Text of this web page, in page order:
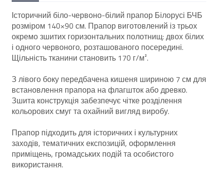
Історичний біло-червоно-білий прапор Білорусі БЧБ
розміром 140×90 см. Прапор виготовлений із трьох
окремо зшитих горизонтальних полотнищ: двох білих
і одного червоного, розташованого посередині.
Щільність тканини становить 170 г/м².
З лівого боку передбачена кишеня шириною 7 см для
встановлення прапора на флагшток або древко.
Зшита конструкція забезпечує чітке розділення
кольорових смуг та охайний вигляд виробу.
Прапор підходить для історичних і культурних
заходів, тематичних експозицій, оформлення
приміщень, громадських подій та особистого
використання.